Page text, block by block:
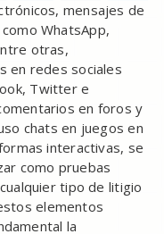
mensajes de
WhatsApp,
otras,
en redes sociales
Twitter e
en foros y
chats en juegos en
interactivas, se
como pruebas
tipo de litigio
elementos
la